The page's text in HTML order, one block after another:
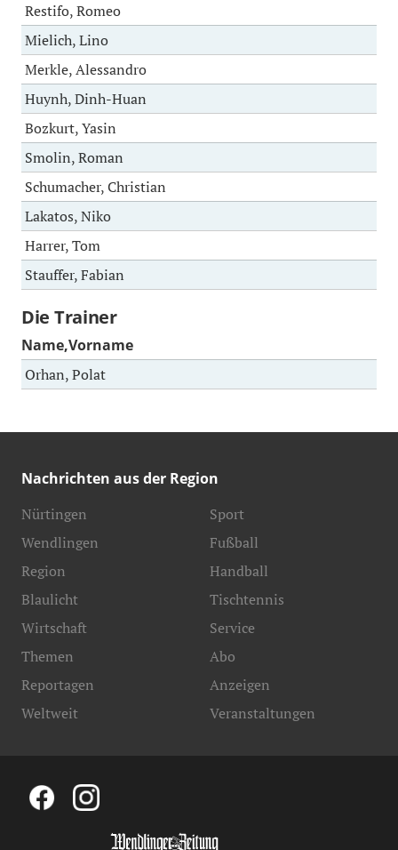
Restifo, Romeo
Mielich, Lino
Merkle, Alessandro
Huynh, Dinh-Huan
Bozkurt, Yasin
Smolin, Roman
Schumacher, Christian
Lakatos, Niko
Harrer, Tom
Stauffer, Fabian
Die Trainer
Name,Vorname
Orhan, Polat
Nachrichten aus der Region
Nürtingen
Wendlingen
Region
Blaulicht
Sport
Fußball
Handball
Tischtennis
Wirtschaft
Themen
Reportagen
Weltweit
Service
Abo
Anzeigen
Veranstaltungen